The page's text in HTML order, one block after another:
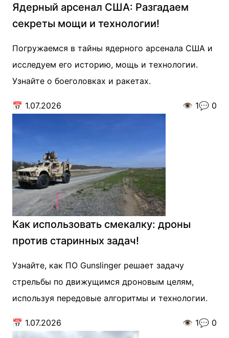
Ядерный арсенал США: Разгадаем
секреты мощи и технологии!
Погружаемся в тайны ядерного арсенала США и
исследуем его историю, мощь и технологии.
Узнайте о боеголовках и ракетах.
📅 1.07.2026 👁️ 1💬 0
Как использовать смекалку: дроны
против старинных задач!
Узнайте, как ПО Gunslinger решает задачу
стрельбы по движущимся дроновым целям,
используя передовые алгоритмы и технологии.
📅 1.07.2026 👁️ 1💬 0